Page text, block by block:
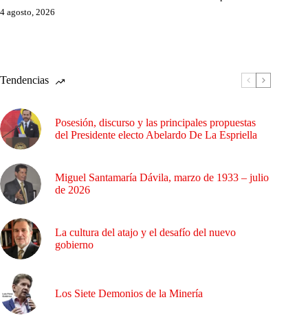
4 agosto, 2026
Tendencias
Posesión, discurso y las principales propuestas
del Presidente electo Abelardo De La Espriella
Miguel Santamaría Dávila, marzo de 1933 – julio
de 2026
La cultura del atajo y el desafío del nuevo
gobierno
Los Siete Demonios de la Minería